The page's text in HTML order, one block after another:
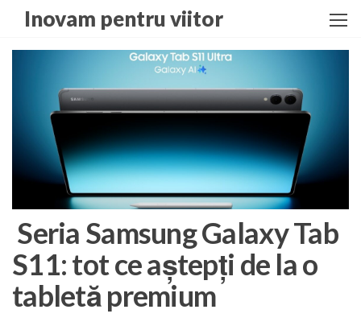
the
Inovam pentru viitor
Seria Samsung Galaxy Tab
S11: tot ce aștepți de la o
tabletă premium